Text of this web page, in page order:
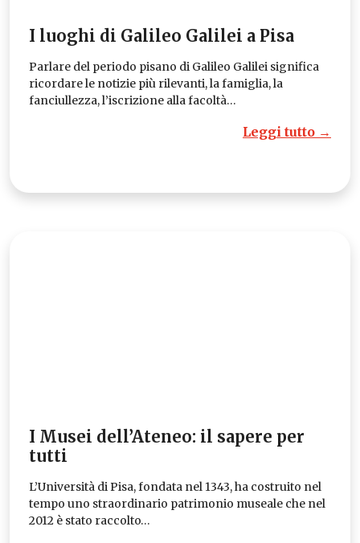
I luoghi di Galileo Galilei a Pisa
Parlare del periodo pisano di Galileo Galilei significa
ricordare le notizie più rilevanti, la famiglia, la
fanciullezza, l’iscrizione alla facoltà…
Leggi tutto →
I Musei dell’Ateneo: il sapere per
tutti
L’Università di Pisa, fondata nel 1343, ha costruito nel
tempo uno straordinario patrimonio museale che nel
2012 è stato raccolto…